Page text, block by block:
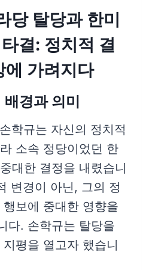
당 탈당과 한미
결: 정치적 결
에 가려지다
경과 의미
학규는 자신의 정치적
소속 정당이었던 한
대한 결정을 내렸습니
변경이 아닌, 그의 정
보에 중대한 영향을
다. 손학규는 탈당을
평을 열고자 했습니